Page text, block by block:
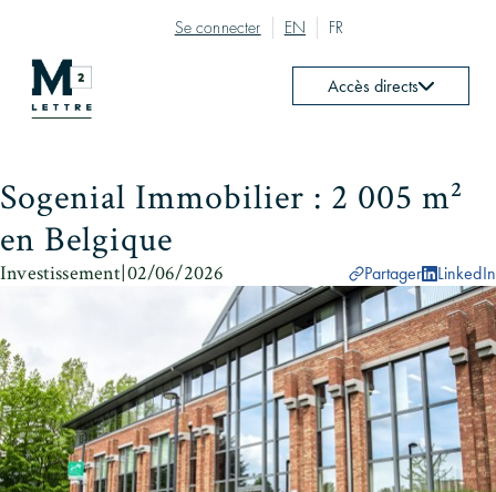
Se connecter EN FR
Accès directs
Sogenial Immobilier : 2 005 m²
en Belgique
Investissement|02/06/2026 Partager LinkedIn